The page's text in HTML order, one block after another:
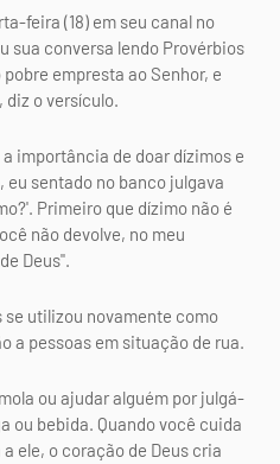
feira (18) em seu canal no
sua conversa lendo Provérbios
pobre empresta ao Senhor, e
o versículo.
importância de doar dízimos e
sentado no banco julgava
Primeiro que dízimo não é
não devolve, no meu
Deus".
utilizou novamente como
a pessoas em situação de rua.
ou ajudar alguém por julgá-
ou bebida. Quando você cuida
ele, o coração de Deus cria